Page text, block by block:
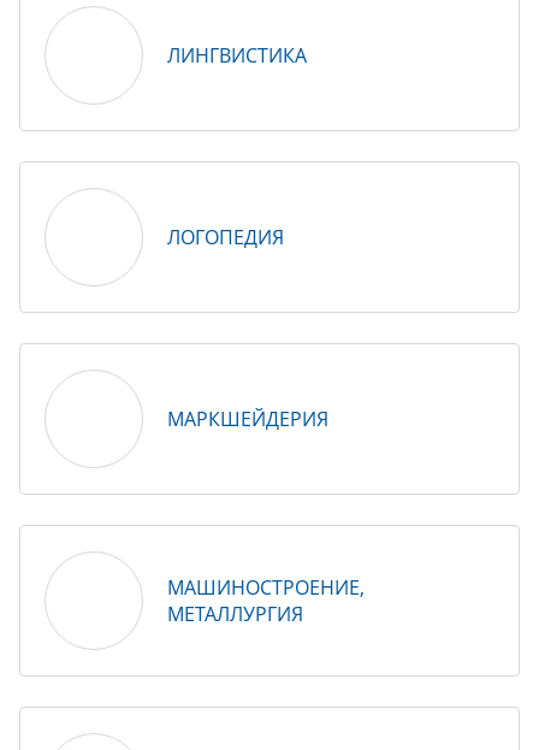
ЛИНГВИСТИКА
ЛОГОПЕДИЯ
МАРКШЕЙДЕРИЯ
МАШИНОСТРОЕНИЕ,
МЕТАЛЛУРГИЯ